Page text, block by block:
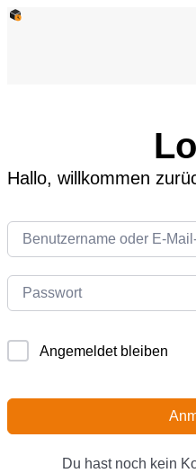
Hallo, willkommen
Angemeldet bleiben
Du hast noch kein